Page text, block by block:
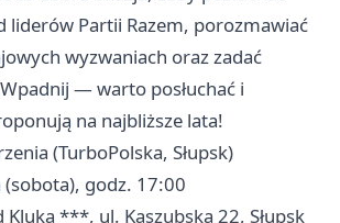
liderów Partii Razem, porozmawiać
wyzwaniach oraz zadać
— warto posłuchać i
na najbliższe lata!
(TurboPolska, Słupsk)
godz. 17:00
Kluką ***, ul. Kaszubska 22, Słupsk